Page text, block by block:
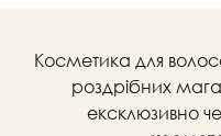
Косметика для
роздрібних
ексклюзивно